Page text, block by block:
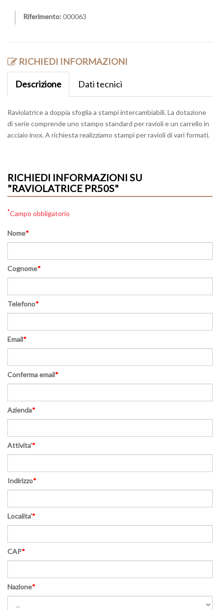
Riferimento: 000063
RICHIEDI INFORMAZIONI
Descrizione Dati tecnici
Raviolatrice a doppia sfoglia a stampi intercambiabili. La dotazione
di serie comprende uno stampo standard per ravioli e un carrello in
acciaio inox. A richiesta realizziamo stampi per ravioli di vari formati.
RICHIEDI INFORMAZIONI SU
"RAVIOLATRICE PR50S"
*Campo obbligatorio
Nome*
Cognome*
Telefono*
Email*
Conferma email*
Azienda*
Attivita'*
Indirizzo*
Localita'*
CAP*
Nazione*